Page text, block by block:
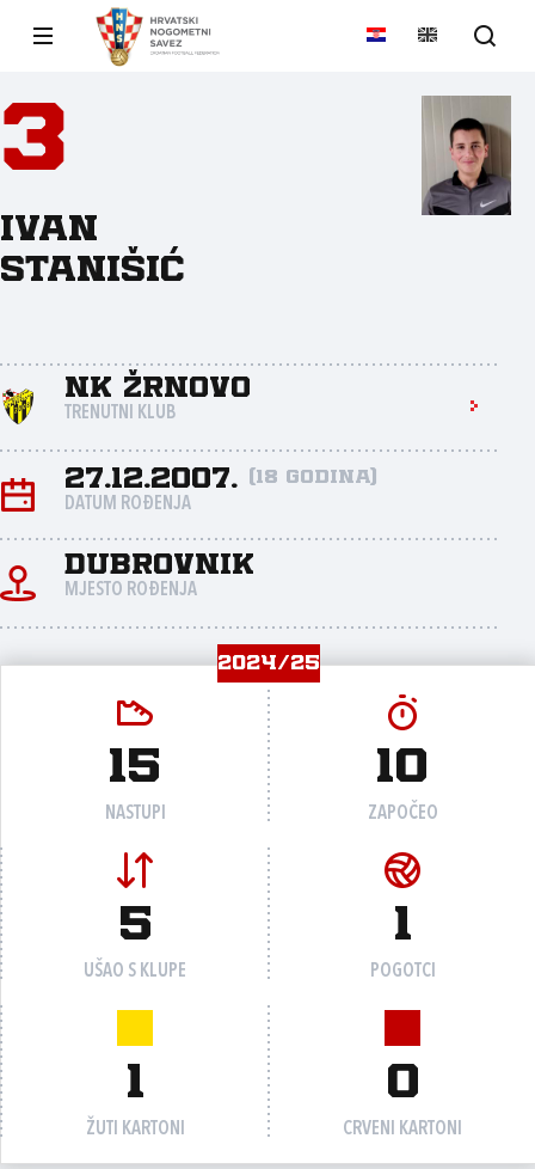
3
Ivan
Stanišić
NK Žrnovo
TRENUTNI KLUB
27.12.2007. (18 godina)
DATUM ROĐENJA
Dubrovnik
MJESTO ROĐENJA
2024/25
15
NASTUPI
10
ZAPOČEO
5
UŠAO S KLUPE
1
POGOTCI
1
ŽUTI KARTONI
0
CRVENI KARTONI